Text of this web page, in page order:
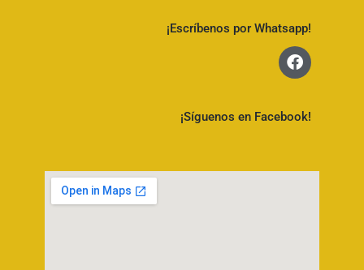
¡Escríbenos por Whatsapp!
¡Síguenos en Facebook!